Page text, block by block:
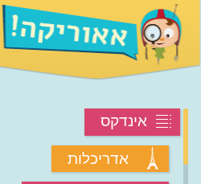
אינדקס
אדריכלות